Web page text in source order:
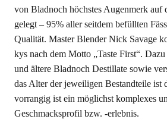
von Blad­noch höchs­tes Augen­merk auf
gelegt – 95% aller seit­dem befüll­ten
Qua­li­tät. Mas­ter Blen­der Nick Sava­ge
kys nach dem Mot­to „Tas­te First“.
und älte­re Blad­noch Destil­la­te sowie
das Alter der jewei­li­gen Bestand­tei­le ist
vor­ran­gig ist ein mög­lichst kom­ple­xes
Geschmacks­pro­fil bzw. ‑erleb­nis.